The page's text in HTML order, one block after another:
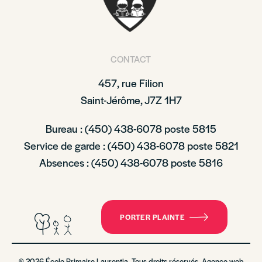
CONTACT
457, rue Filion
Saint-Jérôme, J7Z 1H7
Bureau : (450) 438-6078 poste 5815
Service de garde : (450) 438-6078 poste 5821
Absences : (450) 438-6078 poste 5816
PORTER PLAINTE